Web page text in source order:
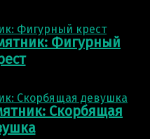
Фигурный
Скорбящая